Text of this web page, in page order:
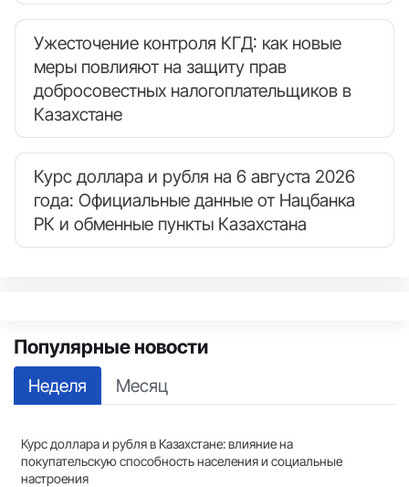
Ужесточение контроля КГД: как новые
меры повлияют на защиту прав
добросовестных налогоплательщиков в
Казахстане
Курс доллара и рубля на 6 августа 2026
года: Официальные данные от Нацбанка
РК и обменные пункты Казахстана
Популярные новости
Неделя Месяц
Курс доллара и рубля в Казахстане: влияние на
покупательскую способность населения и социальные
настроения